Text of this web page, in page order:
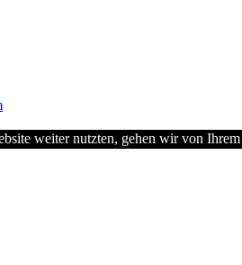
weiter nutzten, gehen wir von